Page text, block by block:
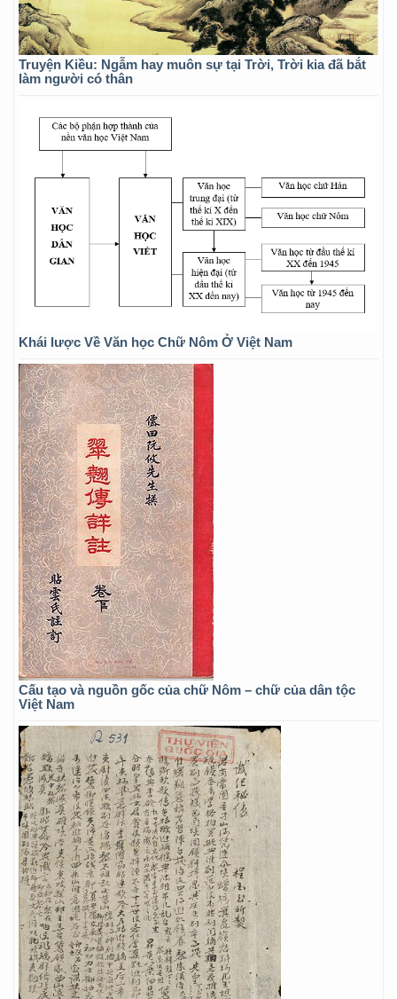
Truyện Kiều: Ngẫm hay muôn sự tại Trời, Trời kia đã bắt
làm người có thân
Khái lược Về Văn học Chữ Nôm Ở Việt Nam
Cấu tạo và nguồn gốc của chữ Nôm – chữ của dân tộc
Việt Nam